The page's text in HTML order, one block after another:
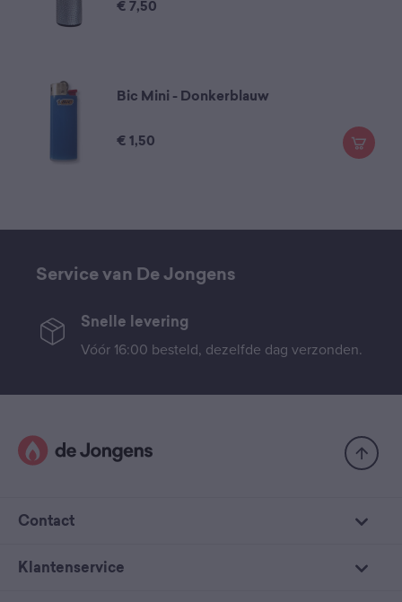
€ 7,50
Bic Mini - Donkerblauw
€ 1,50
Service van De Jongens
Snelle levering
Vóór 16:00 besteld, dezelfde dag verzonden.
Contact
Klantenservice